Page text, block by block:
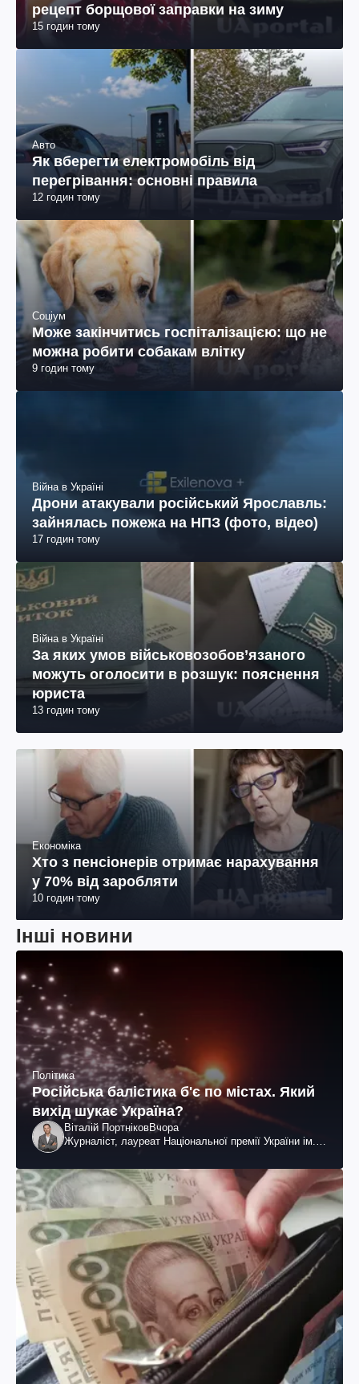
рецепт борщової заправки на зиму
15 годин тому
Авто
Як вберегти електромобіль від
перегрівання: основні правила
12 годин тому
Соціум
Може закінчитись госпіталізацією: що не
можна робити собакам влітку
9 годин тому
Війна в Україні
Дрони атакували російський Ярославль:
зайнялась пожежа на НПЗ (фото, відео)
17 годин тому
Війна в Україні
За яких умов військовозобов’язаного
можуть оголосити в розшук: пояснення
юриста
13 годин тому
Економіка
Хто з пенсіонерів отримає нарахування
у 70% від заробляти
10 годин тому
Інші новини
Політика
Російська балістика б'є по містах. Який
вихід шукає Україна?
Віталій ПортніковВчора
Журналіст, лауреат Національної премії України ім.